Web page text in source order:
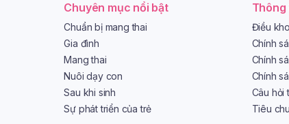
Chuyên mục nổi bật
Chuẩn bị mang thai
Gia đình
Mang thai
Nuôi dạy con
Sau khi sinh
Sự phát triển của trẻ
Thông
Điều
Chính
Chính
Chính
Câu hỏi
Tiêu